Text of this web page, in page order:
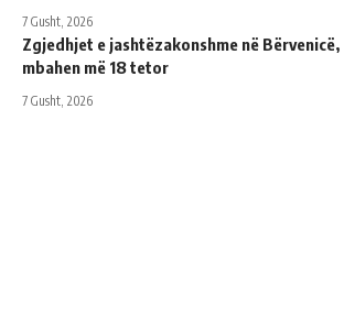
7 Gusht, 2026
Zgjedhjet e jashtëzakonshme në Bërvenicë,
mbahen më 18 tetor
7 Gusht, 2026